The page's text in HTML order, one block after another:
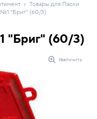
Товары для Пасхи
"Бриг" (60/3)
"Бриг" (60/3)
Увеличить